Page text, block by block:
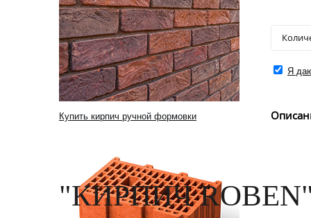
Купить кирпич ручной формовки
Я
"КИРПИЧ